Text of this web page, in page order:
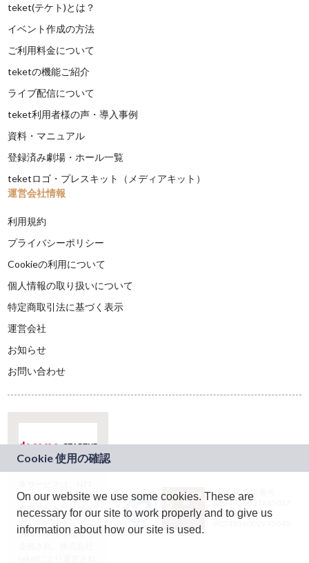
teket(テケト)とは？
イベント作成の方法
ご利用料金について
teketの機能ご紹介
ライブ配信について
teket利用者様の声・導入事例
資料・マニュアル
登録済み劇場・ホール一覧
teketロゴ・プレスキット（メディアキット）
運営会社情報
利用規約
プライバシーポリシー
Cookieの利用について
個人情報の取り扱いについて
特定商取引法に基づく表示
運営会社
お知らせ
お問い合わせ
ドコモグループの新
規事業創出プログラ
ム「docomo
STARTUP」を通じて
JASRAC許諾番号：
9024936001Y45037
JASRAC許諾番号：
On our website we use some cookies. These are
necessary for our site to work properly and to give us
information about how our site is used.